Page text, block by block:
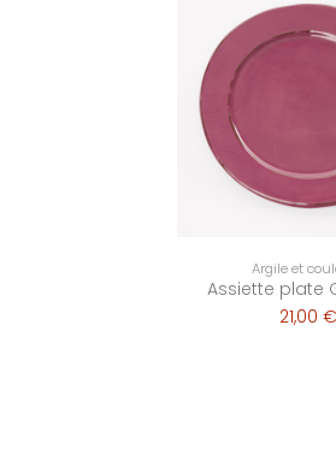
Argile et
Assiette plate
21,00 €